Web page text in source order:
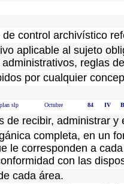
control archivístico
aplicable al sujeto
reglas
por cualquier
slp Octubre 84 IV B
de recibir, administrar y
completa, en un
le corresponden a
con las
cada área.